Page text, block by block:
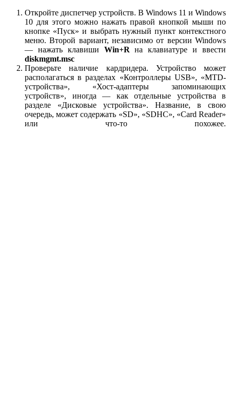
Откройте диспетчер устройств. В Windows 11 и Windows
10 для этого можно нажать правой кнопкой мыши по
кнопке «Пуск» и выбрать нужный пункт контекстного
меню. Второй вариант, независимо от версии Windows
— нажать клавиши Win+R на клавиатуре и ввести
diskmgmt.msc
Проверьте наличие кардридера. Устройство может
располагаться в разделах «Контроллеры USB», «MTD-
устройства», «Хост-адаптеры запоминающих
устройств», иногда — как отдельные устройства в
разделе «Дисковые устройства». Название, в свою
очередь, может содержать «SD», «SDHC», «Card Reader»
или что-то похожее.